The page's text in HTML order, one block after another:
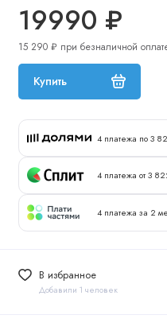
19990 ₽
15 290 ₽ при безналичной
Купить
4 платежа по 3
4 платежа от 3
4 платежа за 2
В избранное
Добавили 1 человек